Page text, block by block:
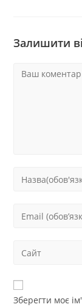
Залишити
Зберегти моє